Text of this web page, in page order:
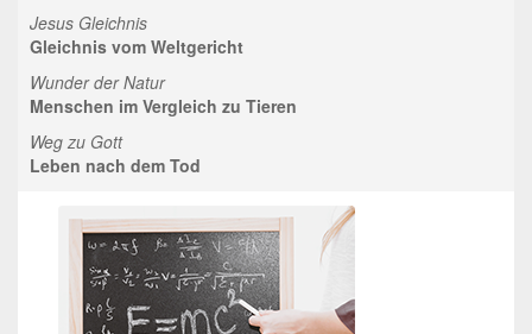
Jesus Gleichnis
Gleichnis vom Weltgericht
Wunder der Natur
Menschen im Vergleich zu Tieren
Weg zu Gott
Leben nach dem Tod